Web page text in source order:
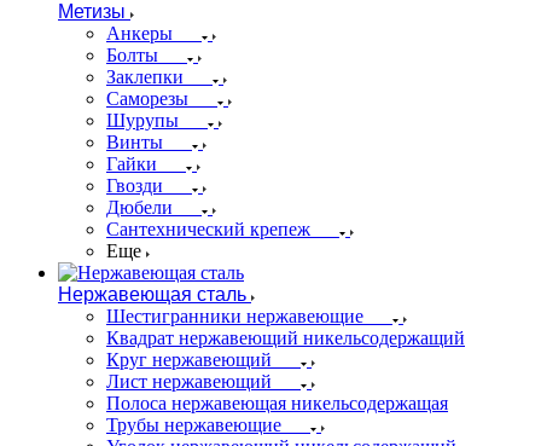
Метизы
Анкеры
Болты
Заклепки
Саморезы
Шурупы
Винты
Гайки
Гвозди
Дюбели
Сантехнический крепеж
Еще
Нержавеющая сталь
Шестигранники нержавеющие
Квадрат нержавеющий никельсодержащий
Круг нержавеющий
Лист нержавеющий
Полоса нержавеющая никельсодержащая
Трубы нержавеющие